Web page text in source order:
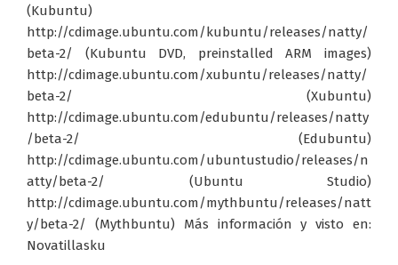
(Kubuntu)
http://cdimage.ubuntu.com/kubuntu/releases/natty/
beta-2/ (Kubuntu DVD, preinstalled ARM images)
http://cdimage.ubuntu.com/xubuntu/releases/natty/
beta-2/ (Xubuntu)
http://cdimage.ubuntu.com/edubuntu/releases/natty
/beta-2/ (Edubuntu)
http://cdimage.ubuntu.com/ubuntustudio/releases/n
atty/beta-2/ (Ubuntu Studio)
http://cdimage.ubuntu.com/mythbuntu/releases/natt
y/beta-2/ (Mythbuntu) Más información y visto en:
Novatillasku